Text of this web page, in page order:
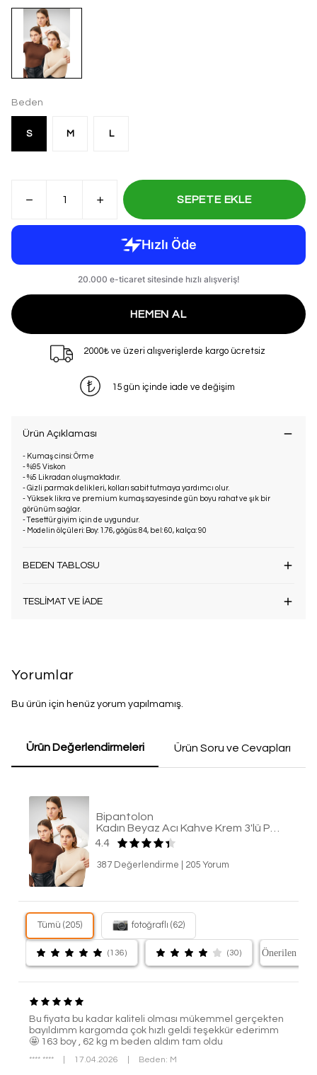
Beden
S M L
SEPETE EKLE
HEMEN AL
2000₺ ve üzeri alışverişlerde kargo ücretsiz
15 gün içinde iade ve değişim
Ürün Açıklaması
- Kumaş cinsi: Örme
- %95 Viskon
- %5 Likradan oluşmaktadır.
- Gizli parmak delikleri, kolları sabit tutmaya yardımcı olur.
- Yüksek likra ve premium kumaş sayesinde gün boyu rahat ve şık bir
görünüm sağlar.
- Tesettür giyim için de uygundur.
- Modelin ölçüleri: Boy: 1.76, göğüs: 84, bel: 60, kalça: 90
BEDEN TABLOSU
TESLİMAT VE İADE
Yorumlar
Bu ürün için henüz yorum yapılmamış.
Ürün Değerlendirmeleri Ürün Soru ve Cevapları
Bipantolon
4.4
387 Değerlendirme 205 Yorum
Tümü (205) fotoğraflı (62)
(136) (30)
Bu fiyata bu kadar kaliteli olması mükemmel gerçekten
bayıldımm kargomda çok hızlı geldi teşekkür ederimm
🤩 163 boy , 62 kg m beden aldım tam oldu
**** **** 17.04.2026 Beden: M